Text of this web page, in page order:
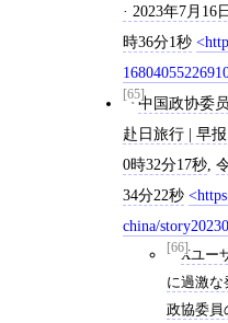
· 2023年7月16
時36分1秒
[65]中国政协委
赴日旅行 | 早报
0時32分17秒
34分22秒
china/
[66]Xユー
に過激な
政協委員